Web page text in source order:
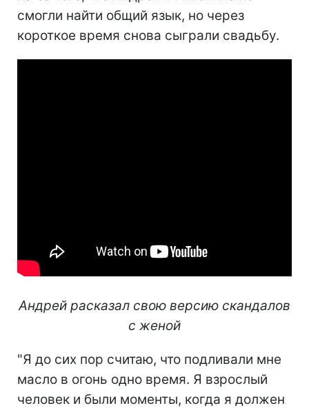
смогли найти общий язык, но через
короткое время снова сыграли свадьбу.
Андрей расказал свою версию скандалов
с женой
"Я до сих пор считаю, что подливали мне
масло в огонь одно время. Я взрослый
человек и были моменты, когда я должен